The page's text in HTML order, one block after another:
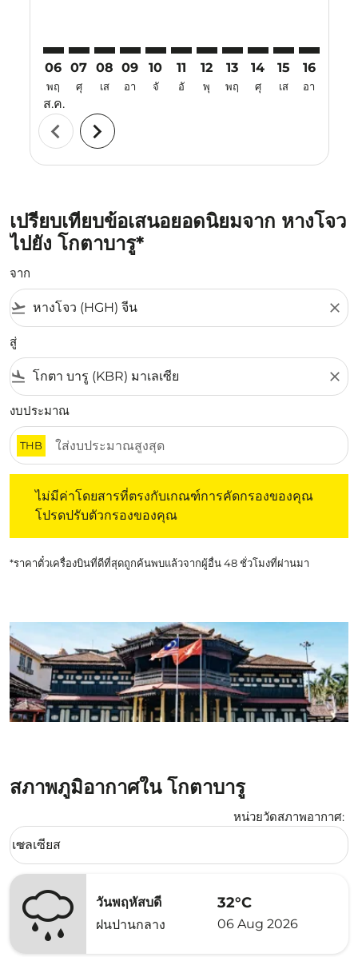
06
พฤ
ส.ค.
07
ศุ
08
เส
09
อา
10
จั
11
อั
12
พุ
13
พฤ
14
ศุ
15
เส
16
อา
chevron_left chevron_right
เปรียบเทียบข้อเสนอยอดนิยมจาก หางโจว
ไปยัง โกตาบารู*
จาก
flight_takeoff close
สู่
flight_land close
งบประมาณ
THB
ไม่มีค่าโดยสารที่ตรงกับเกณฑ์การคัดกรองของคุณ
โปรดปรับตัวกรองของคุณ
*ราคาตั๋วเครื่องบินที่ดีที่สุดถูกค้นพบแล้วจากผู้อื่น 48 ชั่วโมงที่ผ่านมา
สภาพภูมิอากาศใน โกตาบารู
หน่วยวัดสภาพอากาศ:
Weather unit option เซลเซียส Selected
เซลเซียส
keyboard_arrow_down
วันพฤหัสบดี
ฝนปานกลาง
32°C
06 Aug 2026